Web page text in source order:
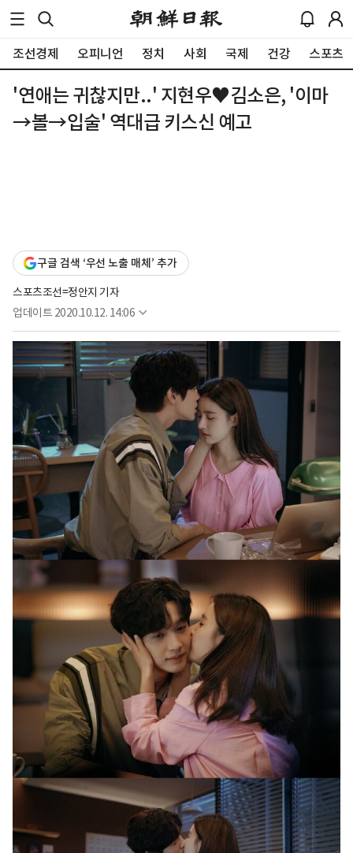
조선경제 오피니언 정치 사회 국제 건강 스포츠
'연애는 귀찮지만..' 지현우♥김소은, '이마
→볼→입술' 역대급 키스신 예고
구글 검색 ‘우선 노출 매체’ 추가
스포츠조선=정안지 기자
업데이트 2020.10.12. 14:06